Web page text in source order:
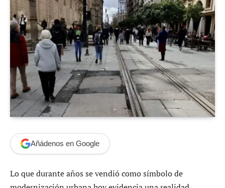
Añádenos en Google
Lo que durante años se vendió como símbolo de